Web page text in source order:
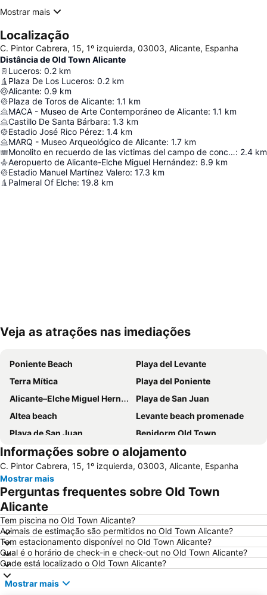
Mostrar mais
Localização
C. Pintor Cabrera, 15, 1º izquierda, 03003, Alicante, Espanha
Distância de Old Town Alicante
Luceros: 0.2 km
Plaza De Los Luceros: 0.2 km
Alicante: 0.9 km
Plaza de Toros de Alicante: 1.1 km
MACA - Museo de Arte Contemporáneo de Alicante: 1.1 km
Castillo De Santa Bárbara: 1.3 km
Estadio José Rico Pérez: 1.4 km
MARQ - Museo Arqueológico de Alicante: 1.7 km
Monolito en recuerdo de las victimas del campo de concentración de Los Almendros: 2.4 km
Aeropuerto de Alicante-Elche Miguel Hernández: 8.9 km
Estadio Manuel Martínez Valero: 17.3 km
Palmeral Of Elche: 19.8 km
Ampliar mapa
Veja as atrações nas imediações
Poniente Beach
Playa del Levante
Terra Mítica
Playa del Poniente
Alicante–Elche Miguel Hernández Airport
Playa de San Juan
Altea beach
Levante beach promenade
Playa de San Juan
Benidorm Old Town
Benidorm Palace
El Postiguet
Estación de autobuses
Centro
Isla de Benidorm
Marina de Alicante
Festilandia
Platja de La Cala de Finestrat
Avenida Jaime I
Centro
Aqua Natura
Comunidad Valenciana day
Gran Playa
Varadero
Isla de Tabarca
Informações sobre o alojamento
C. Pintor Cabrera, 15, 1º izquierda, 03003, Alicante, Espanha
Mostrar mais
Perguntas frequentes sobre Old Town
Alicante
Tem piscina no Old Town Alicante?
Animais de estimação são permitidos no Old Town Alicante?
Tem estacionamento disponível no Old Town Alicante?
Qual é o horário de check-in e check-out no Old Town Alicante?
Onde está localizado o Old Town Alicante?
Mostrar mais